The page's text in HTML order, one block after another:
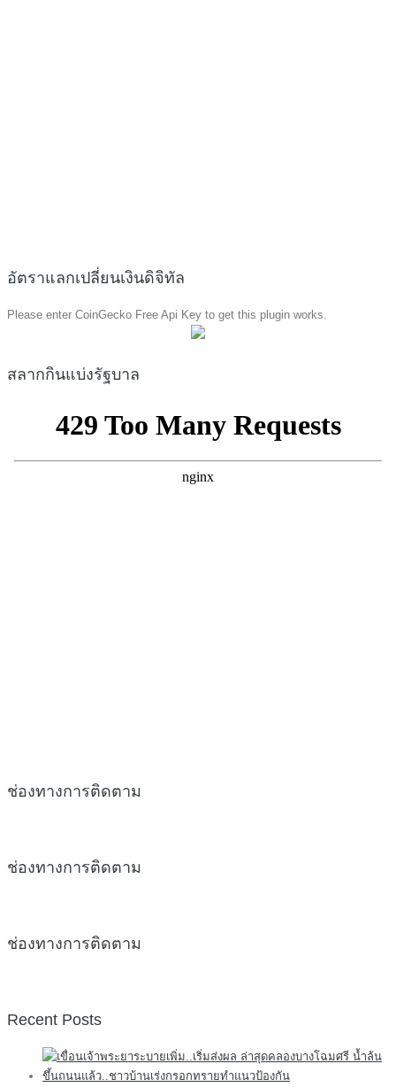
อัตราแลกเปลี่ยนเงินดิจิทัล
Please enter CoinGecko Free Api Key to get this plugin works.
สลากกินแบ่งรัฐบาล
ช่องทางการติดตาม
ช่องทางการติดตาม
ช่องทางการติดตาม
Recent Posts